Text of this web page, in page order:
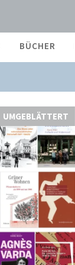
BÜCHER
UMGEBLÄTTERT